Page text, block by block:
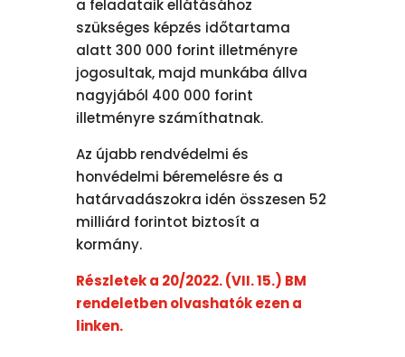
a feladataik ellátásához
szükséges képzés időtartama
alatt 300 000 forint illetményre
jogosultak, majd munkába állva
nagyjából 400 000 forint
illetményre számíthatnak.
Az újabb rendvédelmi és
honvédelmi béremelésre és a
határvadászokra idén összesen 52
milliárd forintot biztosít a
kormány.
Részletek a 20/2022. (VII. 15.) BM
rendeletben olvashatók ezen a
linken.